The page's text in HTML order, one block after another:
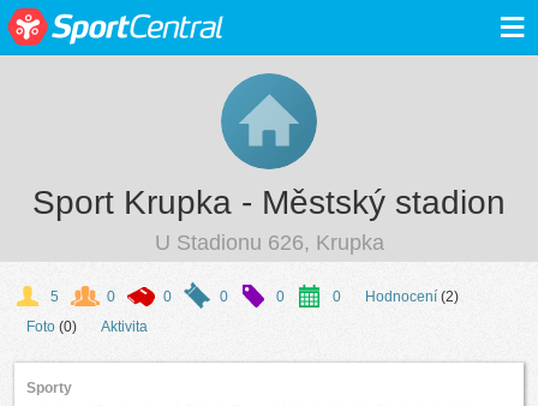
≡
Sport Krupka - Městský stadion
U Stadionu 626, Krupka
5 0 0 0 0 0 Hodnocení (2)
Foto (0) Aktivita
Sporty